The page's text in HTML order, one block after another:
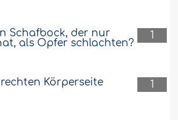
1
Schafbock, der nur
als Opfer schlachten?
1
Körperseite